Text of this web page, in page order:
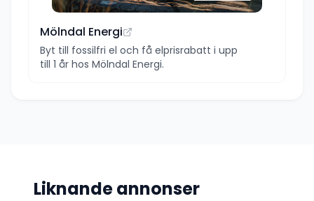
Mölndal Energi
Byt till fossilfri el och få elprisrabatt i upp
till 1 år hos Mölndal Energi.
Liknande annonser